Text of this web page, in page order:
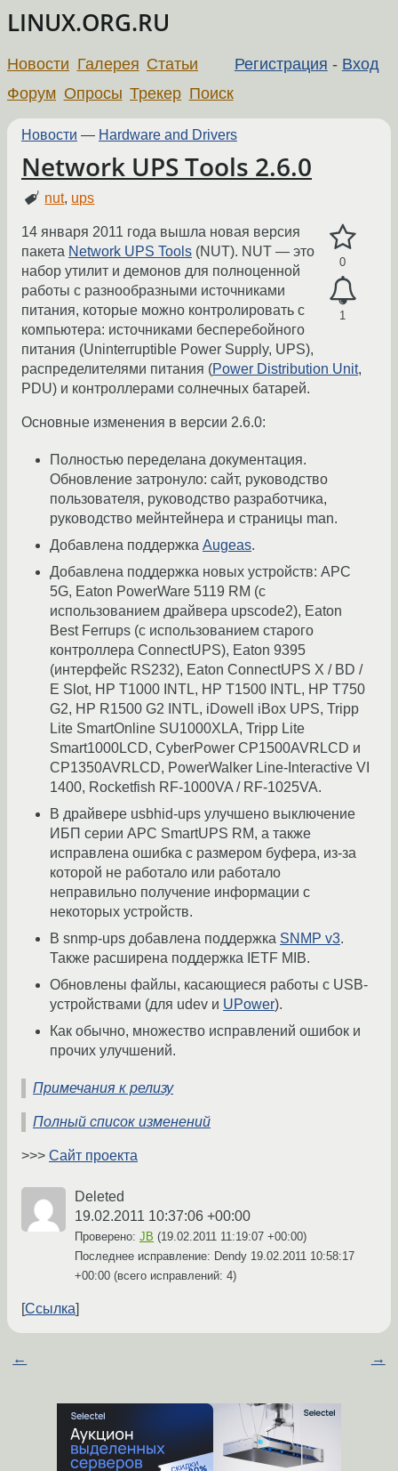
LINUX.ORG.RU
Регистрация - Вход
Новости Галерея Статьи
Форум Опросы Трекер Поиск
Новости — Hardware and Drivers
Network UPS Tools 2.6.0
nut, ups
0
1
14 января 2011 года вышла новая версия
пакета Network UPS Tools (NUT). NUT — это
набор утилит и демонов для полноценной
работы с разнообразными источниками
питания, которые можно контролировать с
компьютера: источниками бесперебойного
питания (Uninterruptible Power Supply, UPS),
распределителями питания (Power Distribution Unit,
PDU) и контроллерами солнечных батарей.
Основные изменения в версии 2.6.0:
Полностью переделана документация.
Обновление затронуло: сайт, руководство
пользователя, руководство разработчика,
руководство мейнтейнера и страницы man.
Добавлена поддержка Augeas.
Добавлена поддержка новых устройств: APC
5G, Eaton PowerWare 5119 RM (с
использованием драйвера upscode2), Eaton
Best Ferrups (с использованием старого
контроллера ConnectUPS), Eaton 9395
(интерфейс RS232), Eaton ConnectUPS X / BD /
E Slot, HP T1000 INTL, HP T1500 INTL, HP T750
G2, HP R1500 G2 INTL, iDowell iBox UPS, Tripp
Lite SmartOnline SU1000XLA, Tripp Lite
Smart1000LCD, CyberPower CP1500AVRLCD и
CP1350AVRLCD, PowerWalker Line-Interactive VI
1400, Rocketfish RF-1000VA / RF-1025VA.
В драйвере usbhid-ups улучшено выключение
ИБП серии APC SmartUPS RM, а также
исправлена ошибка с размером буфера, из-за
которой не работало или работало
неправильно получение информации с
некоторых устройств.
В snmp-ups добавлена поддержка SNMP v3.
Также расширена поддержка IETF MIB.
Обновлены файлы, касающиеся работы с USB-
устройствами (для udev и UPower).
Как обычно, множество исправлений ошибок и
прочих улучшений.
Примечания к релизу
Полный список изменений
>>> Сайт проекта
Deleted
19.02.2011 10:37:06 +00:00
Проверено: JB (19.02.2011 11:19:07 +00:00)
Последнее исправление: Dendy 19.02.2011 10:58:17
+00:00 (всего исправлений: 4)
Ссылка
← →